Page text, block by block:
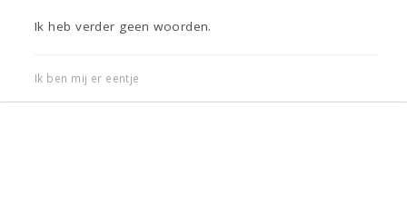
Ik heb verder geen woorden.
Ik ben mij er eentje